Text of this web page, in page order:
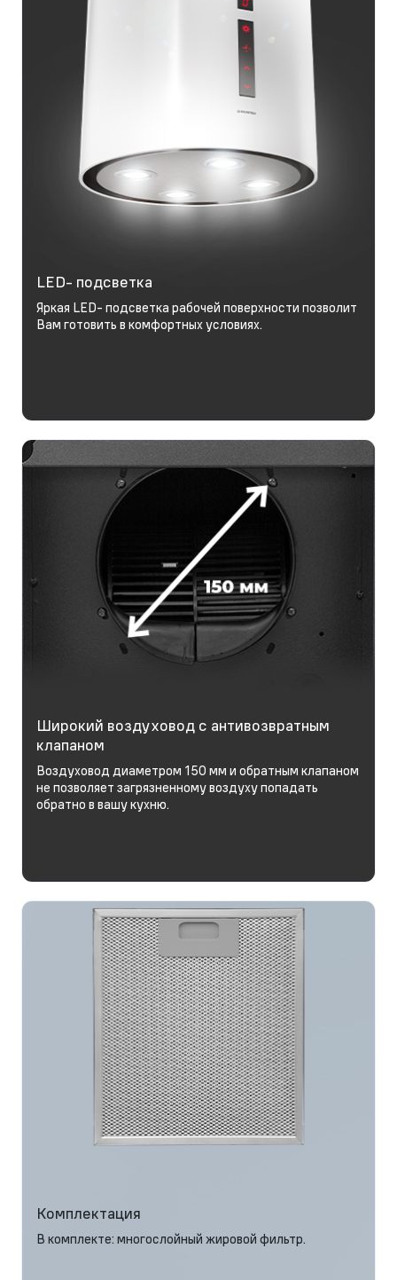
LED- подсветка
Яркая LED- подсветка рабочей поверхности позволит
Вам готовить в комфортных условиях.
Широкий воздуховод с антивозвратным
клапаном
Воздуховод диаметром 150 мм и обратным клапаном
не позволяет загрязненному воздуху попадать
обратно в вашу кухню.
Комплектация
В комплекте: многослойный жировой фильтр.